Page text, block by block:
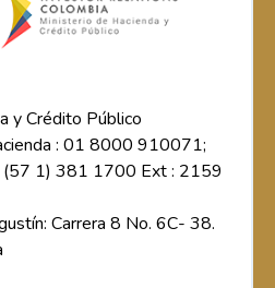
y Crédito Público
: 01 8000 910071;
(57 1) 381 1700 Ext : 2159
Carrera 8 No. 6C- 38.